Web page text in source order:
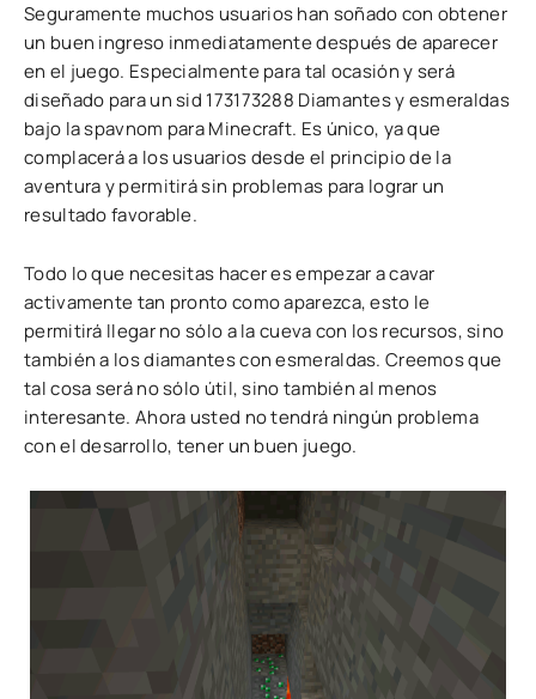
Seguramente muchos usuarios han soñado con obtener
un buen ingreso inmediatamente después de aparecer
en el juego. Especialmente para tal ocasión y será
diseñado para un sid 173173288 Diamantes y esmeraldas
bajo la spavnom para Minecraft. Es único, ya que
complacerá a los usuarios desde el principio de la
aventura y permitirá sin problemas para lograr un
resultado favorable.
Todo lo que necesitas hacer es empezar a cavar
activamente tan pronto como aparezca, esto le
permitirá llegar no sólo a la cueva con los recursos, sino
también a los diamantes con esmeraldas. Creemos que
tal cosa será no sólo útil, sino también al menos
interesante. Ahora usted no tendrá ningún problema
con el desarrollo, tener un buen juego.